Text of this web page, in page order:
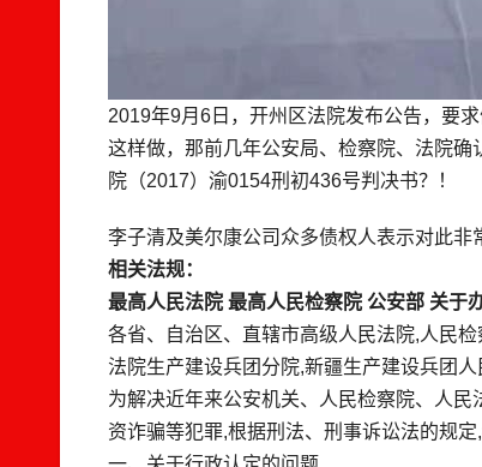
2019年9月6日，开州区法院发布公告，要求
这样做，那前几年公安局、检察院、法院
院（2017）渝0154刑初436号判决书？！
李子清及美尔康公司众多债权人表示对此非
相关法规：
最高人民法院 最高人民检察院 公安部 关于
各省、自治区、直辖市高级人民法院,人民
法院生产建设兵团分院,新疆生产建设兵团
为解决近年来公安机关、人民检察院、人
资诈骗等犯罪,根据刑法、刑事诉讼法的规